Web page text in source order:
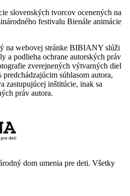
slovenských tvorcov ocenených na
festivalu Bienále animácie
na webovej stránke BIBIANY slúži
a podlieha ochrane autorských práv
zverejnených výtvarných diel
súhlasom autora,
zastupujúcej inštitúcie, inak sa
práv autora.
dom umenia pre deti. Všetky